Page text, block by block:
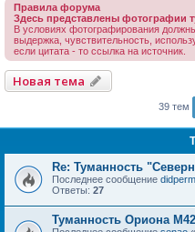
Правила форума
Здесь представлены фотографии
В условиях фотографирования
выдержка, чувствительность,
если цитата - то ссылка на источник.
Новая тема
39 тем
Re: Туманность
Последнее сообщение didperm
Ответы: 27
Туманность Ориона М42